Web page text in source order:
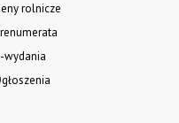
rolnicze
wydania